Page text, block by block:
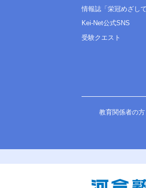
情報誌「栄冠めざして
Kei-Net公式SNS
受験クエスト
教育関係者の方